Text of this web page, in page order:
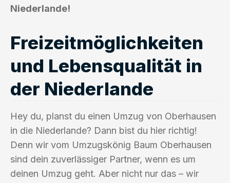
Niederlande!
Freizeitmöglichkeiten
und Lebensqualität in
der Niederlande
Hey du, planst du einen Umzug von Oberhausen
in die Niederlande? Dann bist du hier richtig!
Denn wir vom Umzugskönig Baum Oberhausen
sind dein zuverlässiger Partner, wenn es um
deinen Umzug geht. Aber nicht nur das – wir